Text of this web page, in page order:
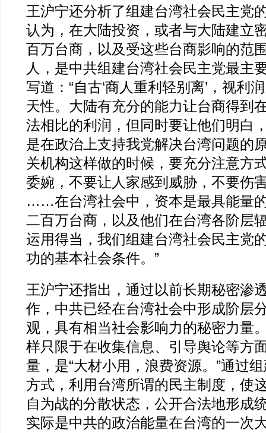
王沪宁还分析了组建台湾社会民主党
认为，在大陆投资，或者与大陆建立
百万台商，以及受这些台商影响的范
人，是中共组建台湾社会民主党最主
写道：“自古‘商人重利轻别离’，视利
天性。大陆有充分的能力让台商得到
法相比的利润，但同时要让他们明白
是在政治上支持我党解决台湾问题的
关机构这样做的时候，要充分注意方
委婉，不要让人家感到威胁，不要伤
……在台湾社会中，资本是最具能量
二百万台商，以及他们在台湾各阶层
运用得当，我们组建台湾社会民主党
功的基本社会条件。”
王沪宁还指出，通过以前长期秘密渗
作，中共已经在台湾社会中形成阶层
观，具有相当社会影响力的秘密力量
样只限于在收集信息、引导舆论等方
量，是“大材小用，浪费资源。”通过
方式，利用台湾所谓的民主制度，使
自为战的分散状态，公开合法地形成
实际是中共的政治能量在台湾的一次